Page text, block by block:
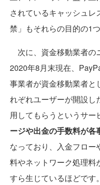
されているキャッシュ
禁」もそれらの目的の1
次に、資金移動業者の
2020年8月末現在、
事業者が資金移動業者と
れぞれユーザーが開設し
用してもらうというサ
ージや出金の手数料が
なっており、入金フロ
料やネットワーク処理料
すら生じているほどです